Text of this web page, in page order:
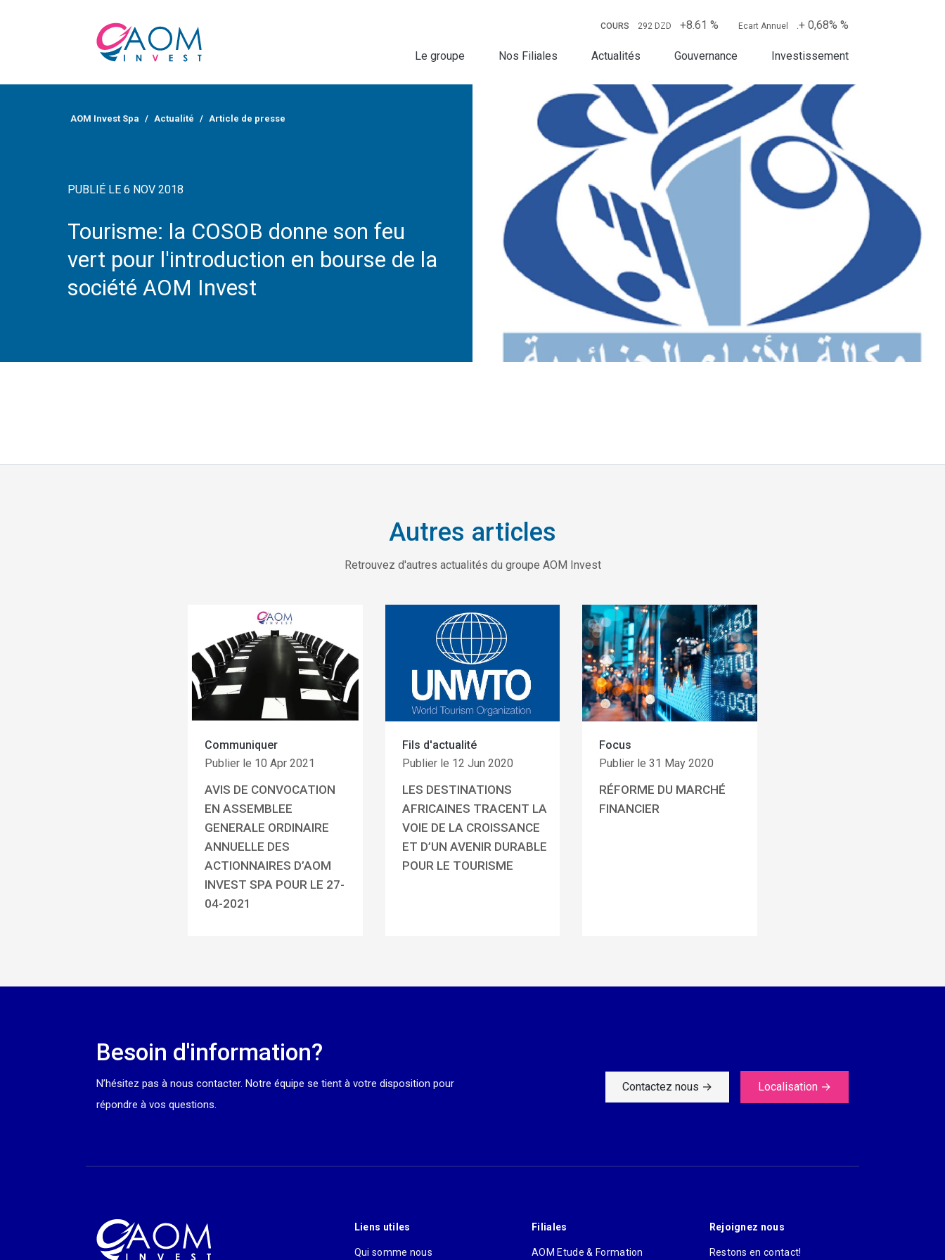
COURS 292 DZD +8.61 % Ecart Annuel .+ 0,68% %
Le groupe Nos Filiales Actualités Gouvernance Investissement
AOM Invest Spa Actualité Article de presse
PUBLIÉ LE 6 NOV 2018
Tourisme: la COSOB donne son feu
vert pour l'introduction en bourse de la
société AOM Invest
Autres articles
Retrouvez d'autres actualités du groupe AOM Invest
Communiquer
Publier le 10 Apr 2021
AVIS DE CONVOCATION
EN ASSEMBLEE
GENERALE ORDINAIRE
ANNUELLE DES
ACTIONNAIRES D’AOM
INVEST SPA POUR LE 27-
04-2021
Fils d'actualité
Publier le 12 Jun 2020
LES DESTINATIONS
AFRICAINES TRACENT LA
VOIE DE LA CROISSANCE
ET D’UN AVENIR DURABLE
POUR LE TOURISME
Focus
Publier le 31 May 2020
RÉFORME DU MARCHÉ
FINANCIER
Besoin d'information?
N’hésitez pas à nous contacter. Notre équipe se tient à votre disposition pour
répondre à vos questions.
Contactez nous → Localisation →
Liens utiles
Qui somme nous
Filiales
AOM Etude & Formation
Rejoignez nous
Restons en contact!